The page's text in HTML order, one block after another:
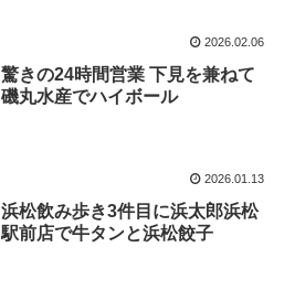
2026.02.06
驚きの24時間営業 下見を兼ねて
磯丸水産でハイボール
2026.01.13
浜松飲み歩き3件目に浜太郎浜松
駅前店で牛タンと浜松餃子